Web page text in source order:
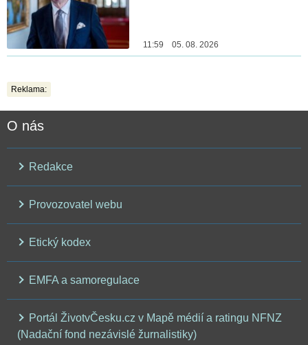
11:59 05. 08. 2026
Reklama:
O nás
Redakce
Provozovatel webu
Etický kodex
EMFA a samoregulace
Portál ŽivotvČesku.cz v Mapě médií a ratingu NFNZ
(Nadační fond nezávislé žurnalistiky)